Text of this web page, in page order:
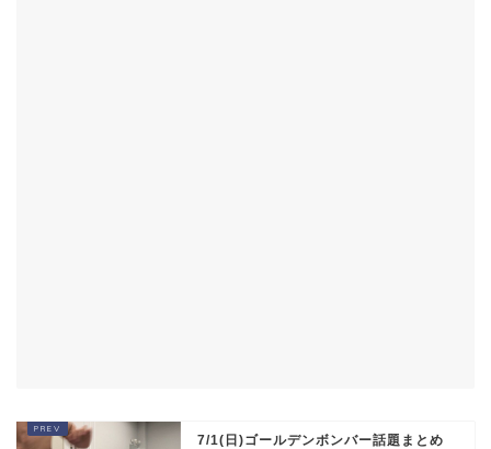
7/1(日)ゴールデンボンバー話題まとめ